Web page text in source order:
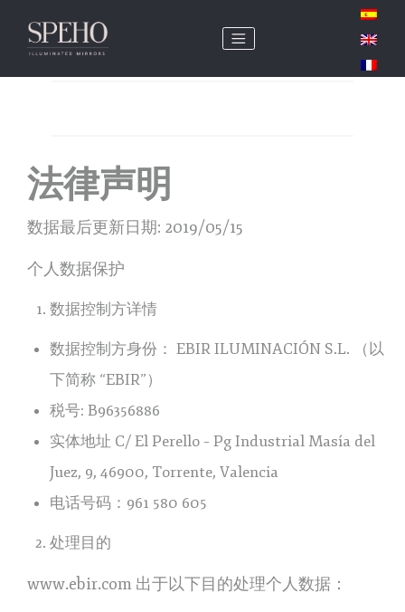
法律声明
数据最后更新日期: 2019/05/15
个人数据保护
数据控制方详情
数据控制方身份： EBIR ILUMINACIÓN S.L. （以
下简称 “EBIR”）
税号: B96356886
实体地址 C/ El Perello – Pg Industrial Masía del
Juez, 9, 46900, Torrente, Valencia
电话号码：961 580 605
处理目的
www.ebir.com 出于以下目的处理个人数据：